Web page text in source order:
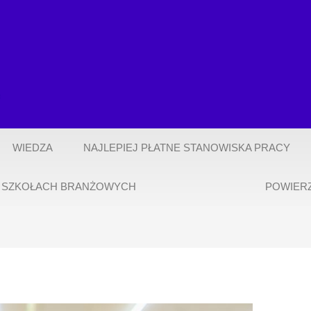
WIEDZA NAJLEPIEJ PŁATNE STANOWISKA PRACY
BRANŻOWYCH